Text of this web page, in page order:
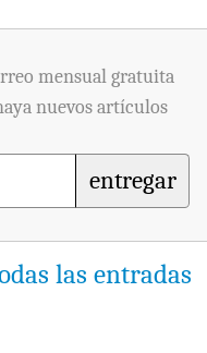
mensual gratuita
nuevos artículos
entregar
las entradas